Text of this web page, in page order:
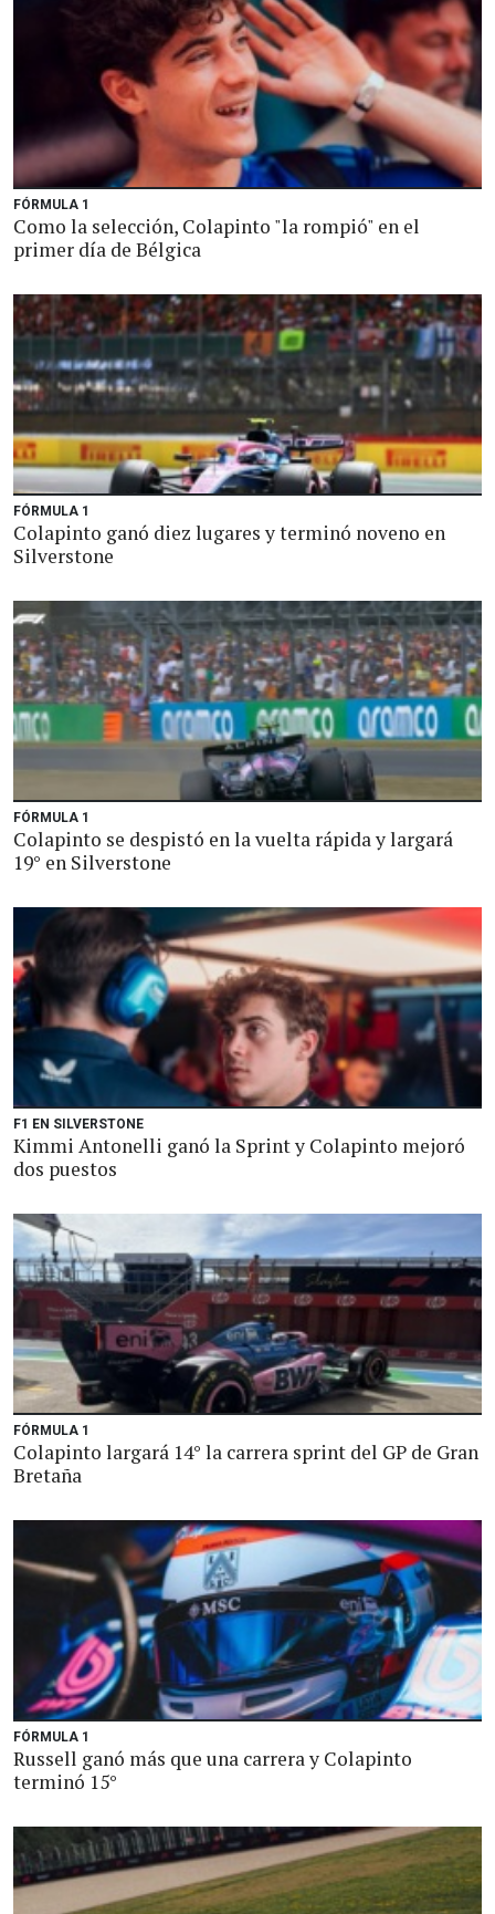
FÓRMULA 1
Como la selección, Colapinto "la rompió" en el
primer día de Bélgica
FÓRMULA 1
Colapinto ganó diez lugares y terminó noveno en
Silverstone
FÓRMULA 1
Colapinto se despistó en la vuelta rápida y largará
19° en Silverstone
F1 EN SILVERSTONE
Kimmi Antonelli ganó la Sprint y Colapinto mejoró
dos puestos
FÓRMULA 1
Colapinto largará 14° la carrera sprint del GP de Gran
Bretaña
FÓRMULA 1
Russell ganó más que una carrera y Colapinto
terminó 15°